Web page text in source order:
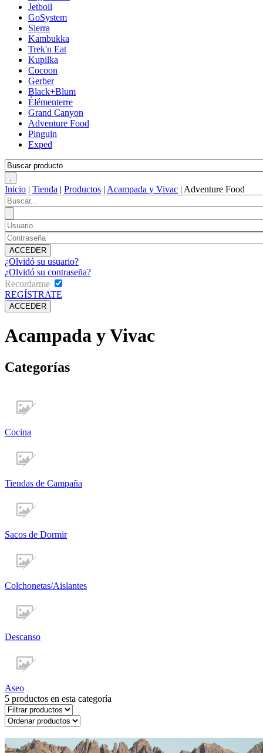
Jetboil
GoSystem
Sierra
Kambukka
Trek'n Eat
Kupilka
Cocoon
Gerber
Black+Blum
Élémenterre
Grand Canyon
Adventure Food
Pinguin
Exped
Inicio | Tienda | Productos | Acampada y Vivac | Adventure Food
¿Olvidó su usuario?
¿Olvidó su contraseña?
Recordarme
REGÍSTRATE
Acampada y Vivac
Categorías
Cocina
Tiendas de Campaña
Sacos de Dormir
Colchonetas/Aislantes
Descanso
Aseo
5 productos en esta categoría